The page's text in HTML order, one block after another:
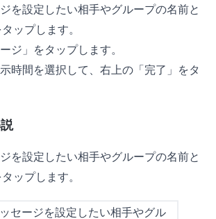
を設定したい相手やグループの名前と
ップします。
ジ」をタップします。
時間を選択して、右上の「完了」をタ
を設定したい相手やグループの名前と
ップします。